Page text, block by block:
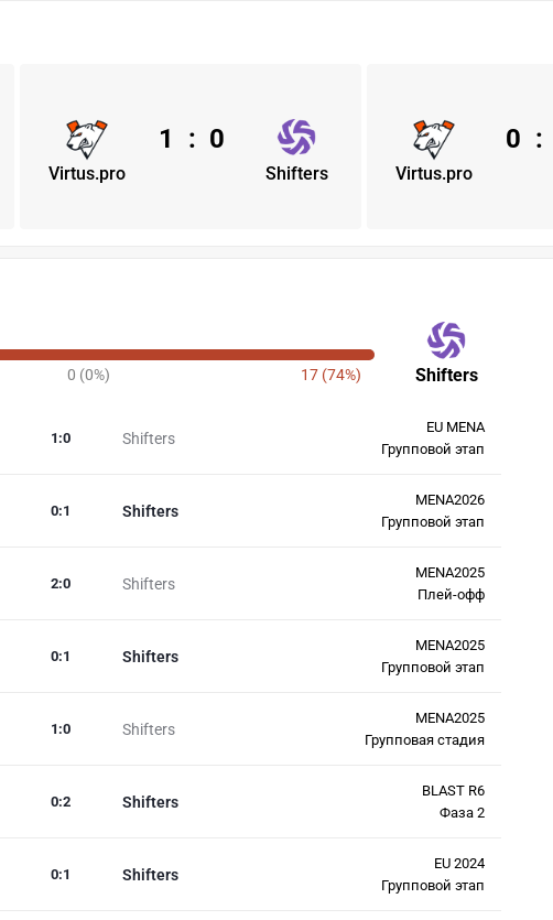
Virtus.pro Shifters
1 : 0
Virtus.pro
0 :
Shifters
0 (0%) 17 (74%)
Shifters
1 :0
EU MENA
Групповой этап
Shifters
0:1
MENA2026
Групповой этап
Shifters
2:0
MENA2025
Плей-офф
Shifters
0:1
MENA2025
Групповой этап
Shifters
1 :0
MENA2025
Групповая стадия
Shifters
0:2
BLAST R6
Фаза 2
Shifters
0:1
EU 2024
Групповой этап